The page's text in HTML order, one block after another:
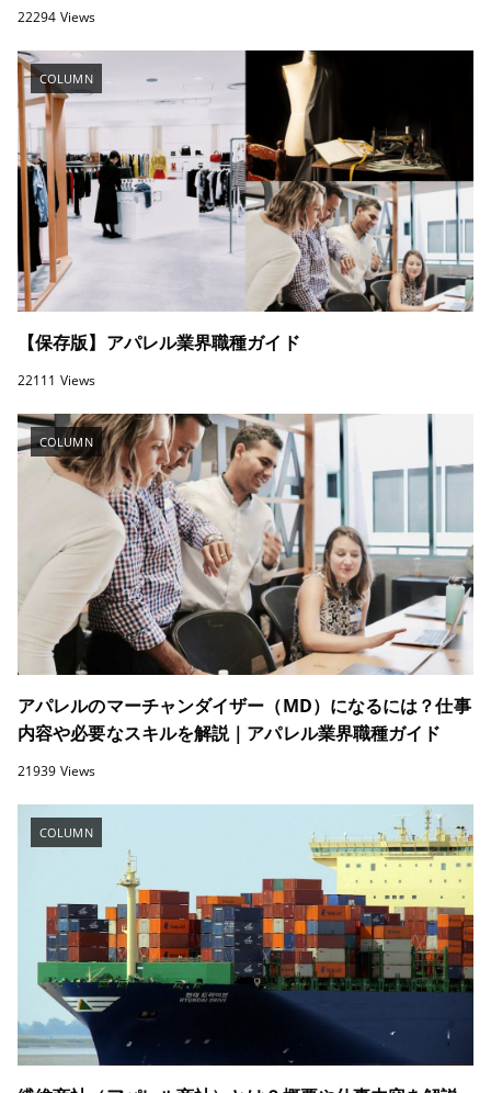
22294 Views
COLUMN
【保存版】アパレル業界職種ガイド
22111 Views
COLUMN
アパレルのマーチャンダイザー（MD）になるには？仕事
内容や必要なスキルを解説｜アパレル業界職種ガイド
21939 Views
COLUMN